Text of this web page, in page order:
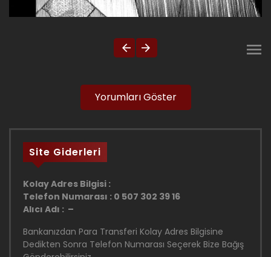
Yorumları Göster
Site Giderleri
Kolay Adres Bilgisi :
Telefon Numarası : 0 507 302 39 16
Alıcı Adı : –
Bankanızdan Para Transferi Kolay Adres Bilgisine
Dedikten Sonra Telefon Numarası Seçerek Bize Bağış